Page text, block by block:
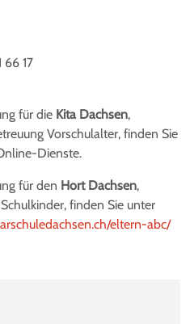
17
für die Kita Dachsen,
Vorschulalter, finden Sie
Dienste.
für den Hort Dachsen,
finden Sie unter
eltern-abc/